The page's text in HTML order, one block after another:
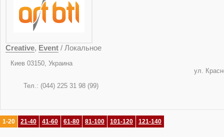
Creative, Event / Локальное
Киев 03150,
ул. Красноармейская, 72,
Тел.: (044) 225
1-20 21-40 41-60 61-80 81-100 101-120 121-140